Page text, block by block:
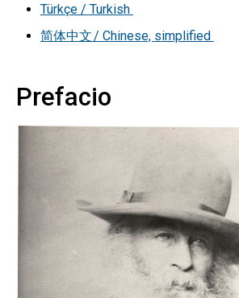
Türkçe / Turkish
简体中文 / Chinese, simplified
Prefacio